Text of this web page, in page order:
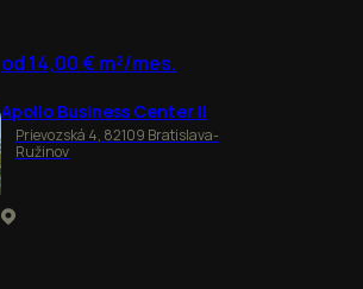
od 14,00 € m²/mes.
Apollo Business Center II
Prievozská 4, 82109 Bratislava-
Ružinov